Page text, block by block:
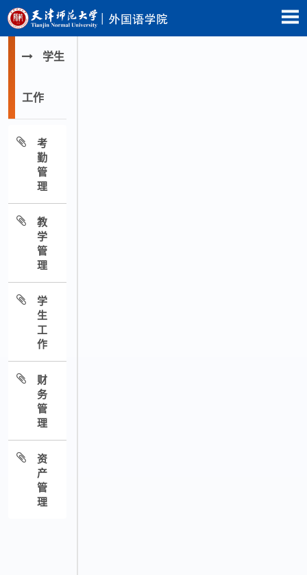
学生
工作
考
勤
管
理
教
学
管
理
学
生
工
作
财
务
管
理
资
产
管
理